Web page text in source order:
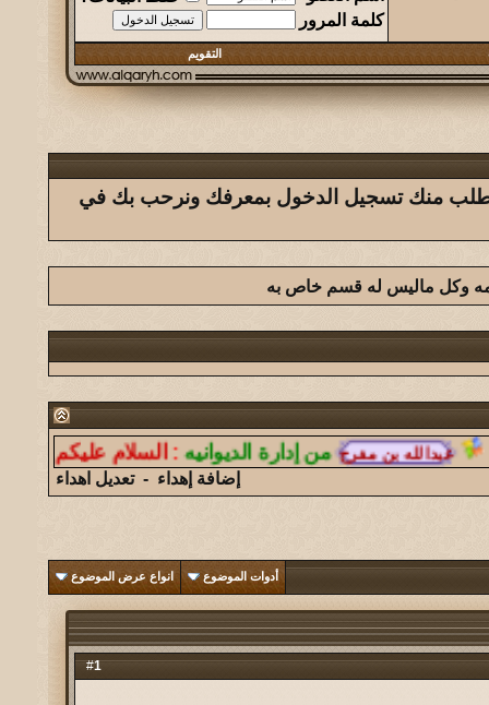
كلمة المرور
التقويم
يتطلب منك تسجيل الدخول بمعرفك ونرحب بك في
وكل ماليس له قسم خاص به
من إدارة الديوانيه :السلام عليكم ورحمة
إضافة إهداء -تعديل اهداء
أدوات الموضوع انواع عرض الموضوع
#
1